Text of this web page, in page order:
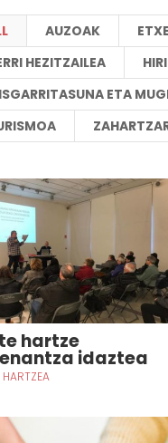
AUZOAK
HEZITZAILEA
ETA
hartze
idaztea
HARTZEA